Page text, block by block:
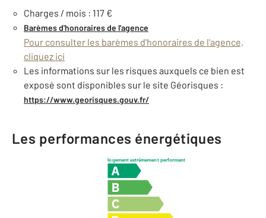
Charges / mois : 117 €
Barèmes d'honoraires de l'agence
Pour consulter les barèmes d'honoraires de l'agence,
cliquez ici
Les informations sur les risques auxquels ce bien est
exposé sont disponibles sur le site Géorisques :
https://www.georisques.gouv.fr/
Les performances énergétiques
logement extrêmement performant